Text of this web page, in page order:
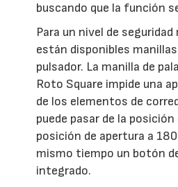
buscando que la función
Para un nivel de
están disponibles
pulsador. La manilla de
Roto Square impide una
de los elementos de
puede pasar de la posición
posición de apertura a
mismo tiempo un botón
integrado.